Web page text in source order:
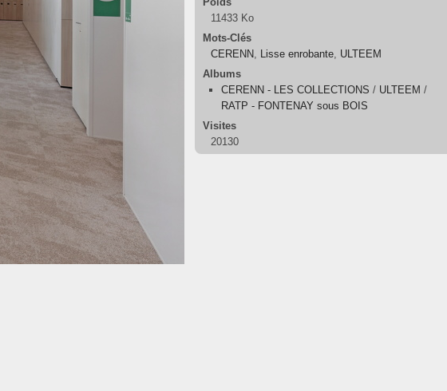
11433 Ko
Mots-Clés
CERENN, Lisse enrobante, ULTEEM
Albums
CERENN - LES COLLECTIONS / ULTEEM /
RATP - FONTENAY sous BOIS
Visites
20130